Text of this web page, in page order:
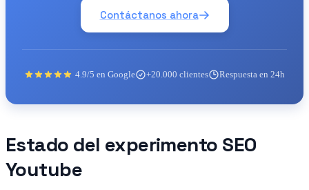
Contáctanos ahora
4.9/5 en Google +20.000 clientes Respuesta en 24h
Estado del experimento SEO
Youtube